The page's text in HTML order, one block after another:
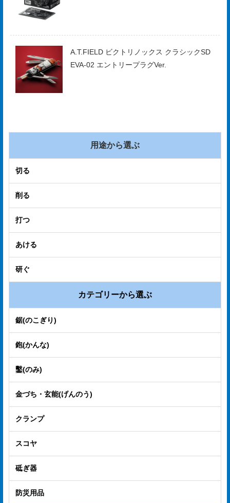
A.T.FIELD ビクトリノックス クラシックSD
EVA-02 エントリープラグVer.
用途から選ぶ
切る
削る
打つ
あける
研ぐ
カテゴリーから選ぶ
鋸(のこぎり)
鉋(かんな)
鑿(のみ)
金づち・玄能(げんのう)
クランプ
スコヤ
砥ぎ器
防災用品